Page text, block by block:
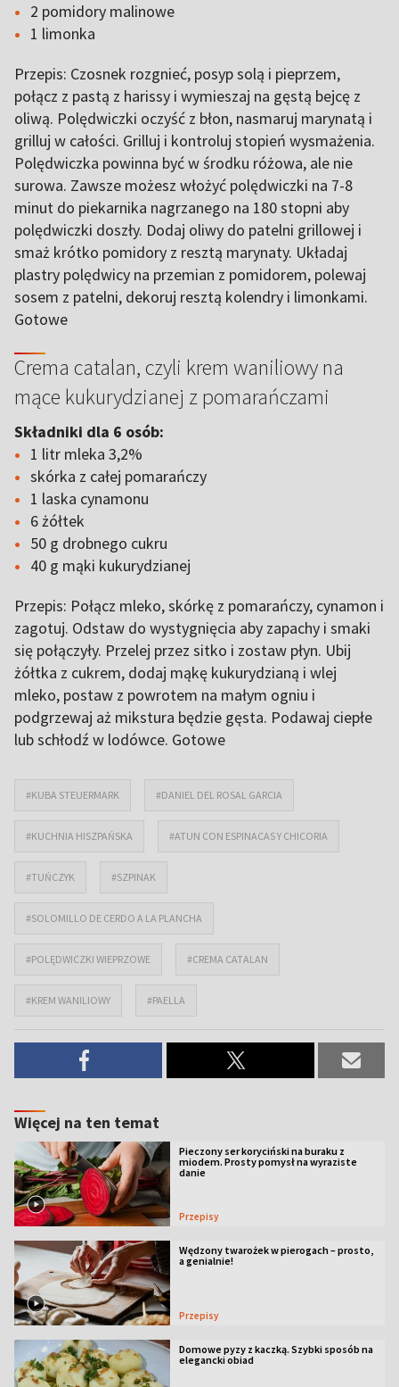
2 pomidory malinowe
1 limonka
Przepis: Czosnek rozgnieć, posyp solą i pieprzem,
połącz z pastą z harissy i wymieszaj na gęstą bejcę z
oliwą. Polędwiczki oczyść z błon, nasmaruj marynatą i
grilluj w całości. Grilluj i kontroluj stopień wysmażenia.
Polędwiczka powinna być w środku różowa, ale nie
surowa. Zawsze możesz włożyć polędwiczki na 7-8
minut do piekarnika nagrzanego na 180 stopni aby
polędwiczki doszły. Dodaj oliwy do patelni grillowej i
smaż krótko pomidory z resztą marynaty. Układaj
plastry polędwicy na przemian z pomidorem, polewaj
sosem z patelni, dekoruj resztą kolendry i limonkami.
Gotowe
Crema catalan, czyli krem waniliowy na
mące kukurydzianej z pomarańczami
Składniki dla 6 osób:
1 litr mleka 3,2%
skórka z całej pomarańczy
1 laska cynamonu
6 żółtek
50 g drobnego cukru
40 g mąki kukurydzianej
Przepis: Połącz mleko, skórkę z pomarańczy, cynamon i
zagotuj. Odstaw do wystygnięcia aby zapachy i smaki
się połączyły. Przelej przez sitko i zostaw płyn. Ubij
żółtka z cukrem, dodaj mąkę kukurydzianą i wlej
mleko, postaw z powrotem na małym ogniu i
podgrzewaj aż mikstura będzie gęsta. Podawaj ciepłe
lub schłodź w lodówce. Gotowe
#KUBA STEUERMARK #DANIEL DEL ROSAL GARCIA
#KUCHNIA HISZPAŃSKA #ATUN CON ESPINACAS Y CHICORIA
#TUŃCZYK #SZPINAK
#SOLOMILLO DE CERDO A LA PLANCHA
#POLĘDWICZKI WIEPRZOWE #CREMA CATALAN
#KREM WANILIOWY #PAELLA
Więcej na ten temat
Pieczony ser koryciński na buraku z
miodem. Prosty pomysł na wyraziste
danie
Przepisy
Wędzony twarożek w pierogach – prosto,
a genialnie!
Przepisy
Domowe pyzy z kaczką. Szybki sposób na
elegancki obiad